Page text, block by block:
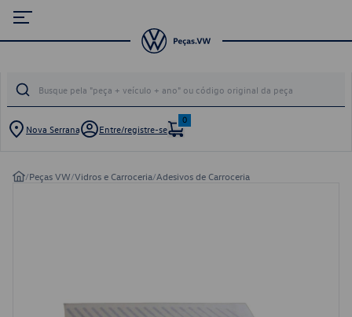
Nova Serrana Entre/registre-se
0
/Peças VW/Vidros e Carroceria/Adesivos de Carroceria